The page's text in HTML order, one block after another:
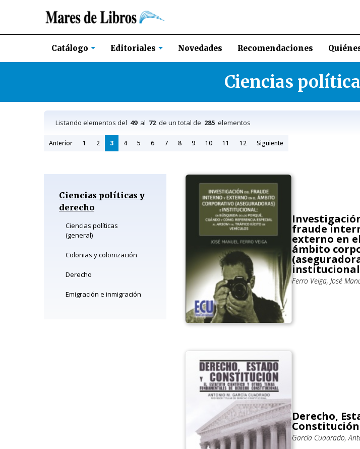
Catálogo Editoriales Novedades Recomendaciones
Ciencias
Listando elementos del 49al 72de un total de 285 elementos
Anterior 1 2 3 4 5 6 7 8 9 10 11 12 Siguiente
Ciencias políticas y
derecho
Ciencias políticas
(general)
Colonias y colonización
Derecho
Emigración e inmigración
fraude
externo en el
ámbito
institucional
Ferro Veiga, José
Derecho,
Constitución
García Cuadrado,